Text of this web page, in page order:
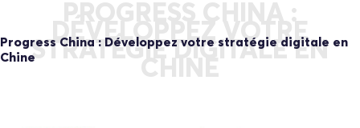
PROGRESS CHINA :
DÉVELOPPEZ VOTRE
STRATÉGIE DIGITALE EN
CHINE
Progress China : Développez votre stratégie digitale en
Chine